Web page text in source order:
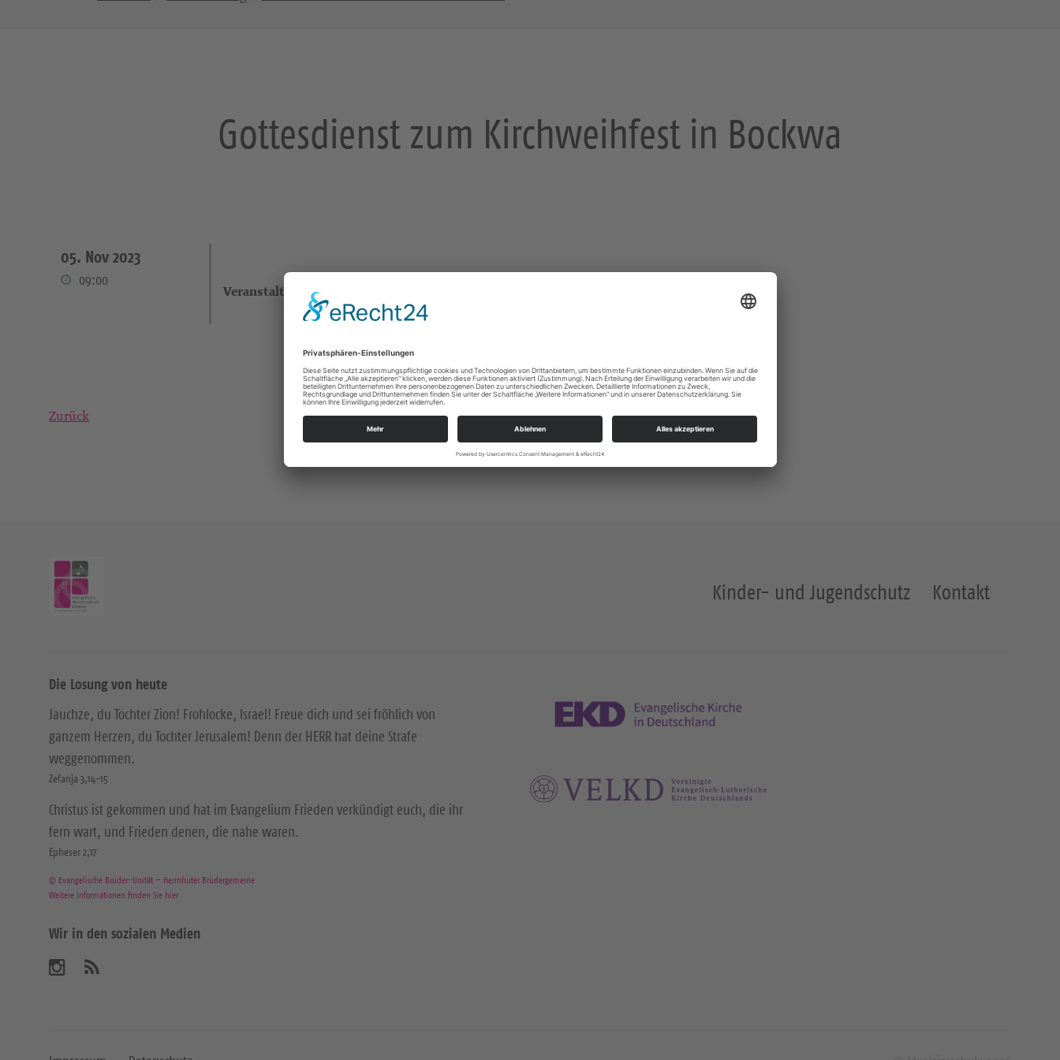
Gottesdienst zum Kirchweihfest in Bockwa
05. Nov 2023
09:00
Veranstalter:
Pfarrer Marosi
Zurück
Kinder- und Jugendschutz Kontakt
Die Losung von heute
Jauchze, du Tochter Zion! Frohlocke, Israel! Freue dich und sei fröhlich von
ganzem Herzen, du Tochter Jerusalem! Denn der HERR hat deine Strafe
weggenommen.
Zefanja 3,14-15
Christus ist gekommen und hat im Evangelium Frieden verkündigt euch, die ihr
fern wart, und Frieden denen, die nahe waren.
Epheser 2,17
© Evangelische Brüder-Unität – Herrnhuter Brüdergemeine
Weitere Informationen finden Sie hier
Wir in den sozialen Medien